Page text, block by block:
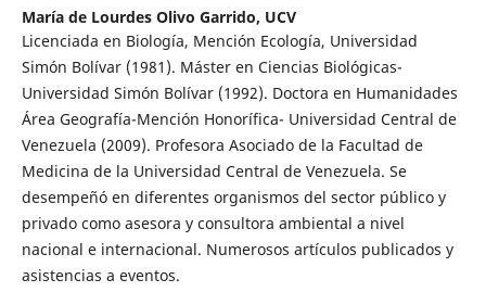
María de Lourdes Olivo Garrido, UCV
Licenciada en Biología, Mención Ecología, Universidad
Simón Bolívar (1981). Máster en Ciencias Biológicas-
Universidad Simón Bolívar (1992). Doctora en Humanidades
Área Geografía-Mención Honorífica- Universidad Central de
Venezuela (2009). Profesora Asociado de la Facultad de
Medicina de la Universidad Central de Venezuela. Se
desempeñó en diferentes organismos del sector público y
privado como asesora y consultora ambiental a nivel
nacional e internacional. Numerosos artículos publicados y
asistencias a eventos.